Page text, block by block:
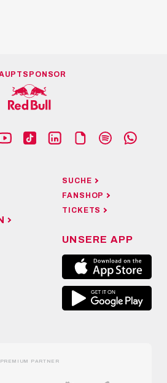
SUCHE
FANSHOP
TICKETS
UNSERE APP
PREMIUM PARTNER